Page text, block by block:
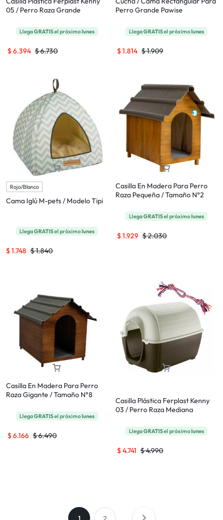
05 / Perro Raza Grande
LlegaGRATISel próximolunes
$6.730
$6.394
Perro Grande Pawise
LlegaGRATISel próximolunes
$1.909
$1.814
Rojo/Blanco
Cama Iglú M-pets / Modelo Tipi
LlegaGRATISel próximolunes
$1.840
$1.748
Casilla En Madera Para Perro
Raza Pequeña / Tamaño N°2
LlegaGRATISel próximolunes
$2.030
$1.929
Casilla En Madera Para Perro
Raza Gigante / Tamaño N°8
LlegaGRATISel próximolunes
$6.490
$6.166
Casilla Plástica Ferplast Kenny
03 / Perro Raza Mediana
LlegaGRATISel próximolunes
$4.990
$4.741